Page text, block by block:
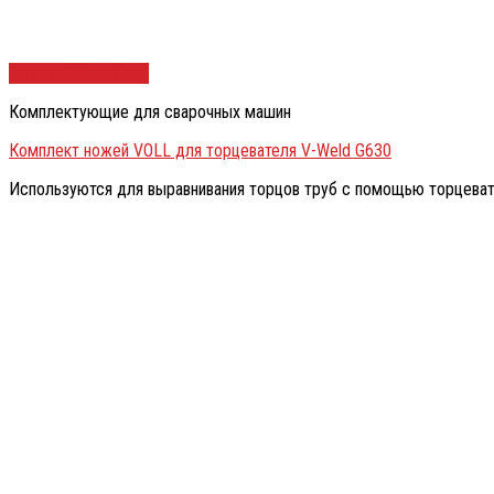
Комплектующие для сварочных машин
Комплект ножей VOLL для торцевателя V-Weld G630
Используются для выравнивания торцов труб с помощью